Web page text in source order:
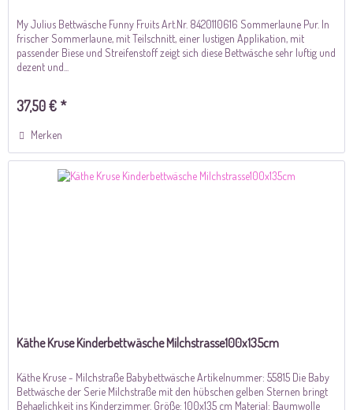
My Julius Bettwäsche Funny Fruits Art.Nr. 8420110616 Sommerlaune Pur. In
frischer Sommerlaune, mit Teilschnitt, einer lustigen Applikation, mit
passender Biese und Streifenstoff zeigt sich diese Bettwäsche sehr luftig und
dezent und...
37,50 € *
Merken
Käthe Kruse Kinderbettwäsche Milchstrasse100x135cm
Käthe Kruse - Milchstraße Babybettwäsche Artikelnummer: 55815 Die Baby
Bettwäsche der Serie Milchstraße mit den hübschen gelben Sternen bringt
Behaglichkeit ins Kinderzimmer. Größe: 100x135 cm Material: Baumwolle